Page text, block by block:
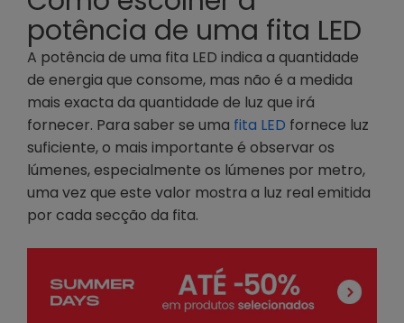
potência de uma fita LED
A potência de uma fita LED indica a quantidade
de energia que consome, mas não é a medida
mais exacta da quantidade de luz que irá
fornecer. Para saber se uma fita LED fornece luz
suficiente, o mais importante é observar os
lúmenes, especialmente os lúmenes por metro,
uma vez que este valor mostra a luz real emitida
por cada secção da fita.